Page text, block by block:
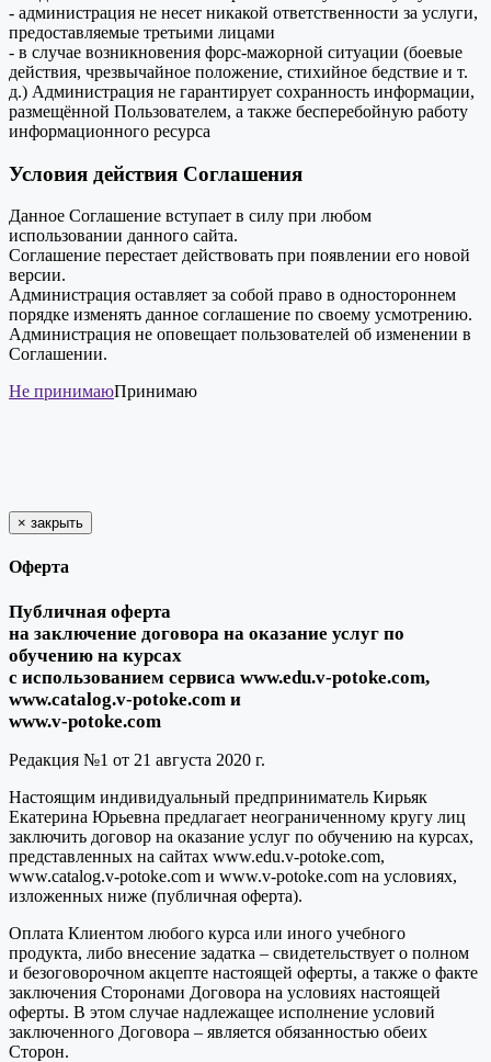
- администрация не несет никакой ответственности за услуги,
предоставляемые третьими лицами
- в случае возникновения форс-мажорной ситуации (боевые
действия, чрезвычайное положение, стихийное бедствие и т.
д.) Администрация не гарантирует сохранность информации,
размещённой Пользователем, а также бесперебойную работу
информационного ресурса
Условия действия Соглашения
Данное Соглашение вступает в силу при любом
использовании данного сайта.
Соглашение перестает действовать при появлении его новой
версии.
Администрация оставляет за собой право в одностороннем
порядке изменять данное соглашение по своему усмотрению.
Администрация не оповещает пользователей об изменении в
Соглашении.
Не принимаюПринимаю
× закрыть
Оферта
Публичная оферта
на заключение договора на оказание услуг по
обучению на курсах
с использованием сервиса www.edu.v-potoke.com,
www.catalog.v-potoke.com и
www.v-potoke.com
Редакция №1 от 21 августа 2020 г.
Настоящим индивидуальный предприниматель Кирьяк
Екатерина Юрьевна предлагает неограниченному кругу лиц
заключить договор на оказание услуг по обучению на курсах,
представленных на сайтах www.edu.v-potoke.com,
www.catalog.v-potoke.com и www.v-potoke.com на условиях,
изложенных ниже (публичная оферта).
Оплата Клиентом любого курса или иного учебного
продукта, либо внесение задатка – свидетельствует о полном
и безоговорочном акцепте настоящей оферты, а также о факте
заключения Сторонами Договора на условиях настоящей
оферты. В этом случае надлежащее исполнение условий
заключенного Договора – является обязанностью обеих
Сторон.